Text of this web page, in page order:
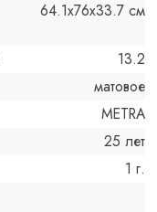
64.1x76x33.7 см
13.2
матовое
METRA
25 лет
1 г.